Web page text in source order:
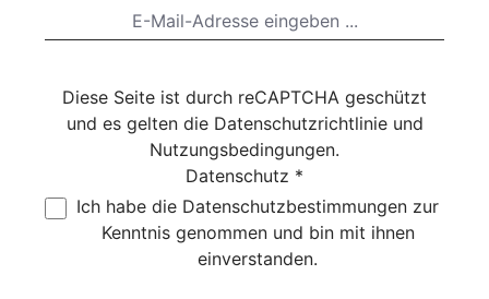
Diese Seite ist durch reCAPTCHA geschützt
und es gelten die Datenschutzrichtlinieund
Nutzungsbedingungen.
Datenschutz *
Ich habe die Datenschutzbestimmungen zur
Kenntnis genommen und bin mit ihnen
einverstanden.